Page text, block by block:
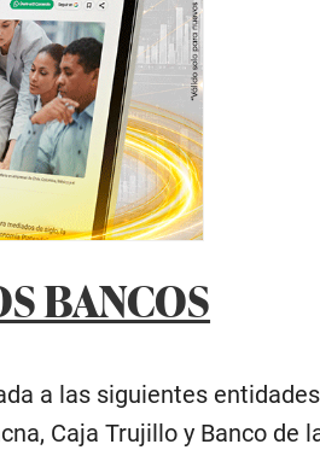
BANCOS
a las siguientes
Caja Trujillo y Banco de